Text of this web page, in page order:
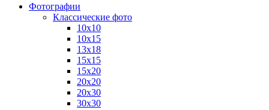
Фотографии
Классические фото
10х10
10х15
13х18
15х15
15х20
20х20
20х30
30х30